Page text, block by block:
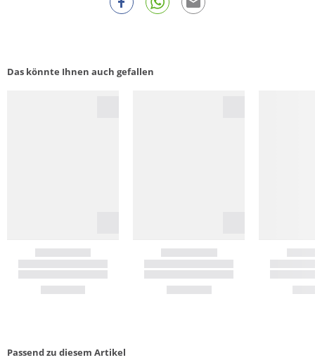
Das könnte Ihnen auch gefallen
Passend zu diesem Artikel